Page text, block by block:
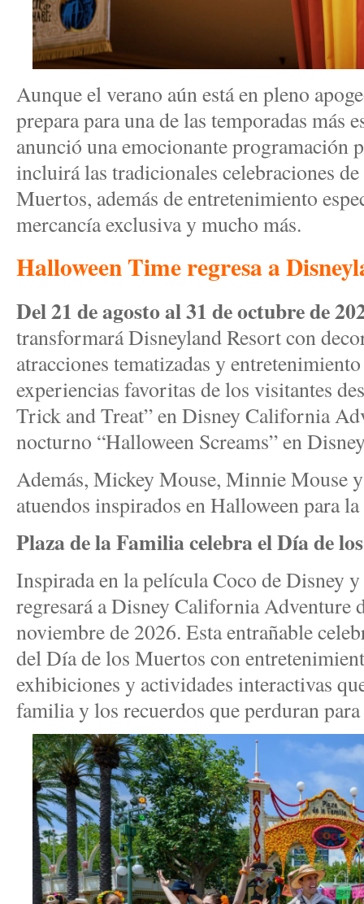
Aunque el verano aún está en pleno
prepara para una de las temporadas más
anunció una emocionante programación
incluirá las tradicionales celebraciones
Muertos, además de entretenimiento
mercancía exclusiva y mucho más.
Halloween Time regresa a
Del 21 de agosto al 31 de octubre de
transformará Disneyland Resort con
atracciones tematizadas y
experiencias favoritas de los visitantes
Trick and Treat” en Disney California
nocturno “Halloween Screams” en
Además, Mickey Mouse, Minnie Mouse
atuendos inspirados en Halloween para
Plaza de la Familia celebra el Día de
Inspirada en la película Coco de Disney
regresará a Disney California Adventure
noviembre de 2026. Esta entrañable
del Día de los Muertos con
exhibiciones y actividades interactivas
familia y los recuerdos que perduran